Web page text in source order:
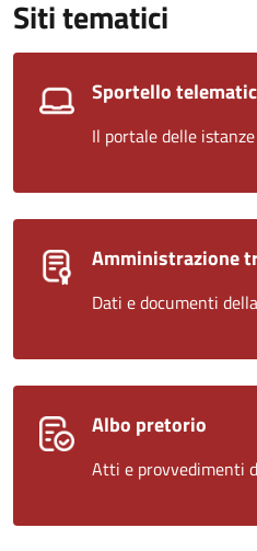
Siti tematici
Sportello
Il portale delle
Amministrazione
Dati e documenti
Albo pretorio
Atti e provvedimenti